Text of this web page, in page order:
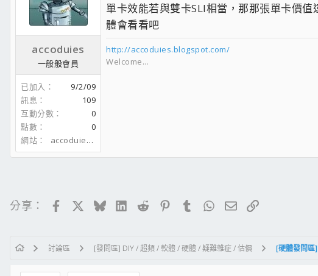
accoduies
一般般會員
已加入
9/2/09
訊息
109
互動分數
0
點數
0
網站
accoduies.blogspot.com
單卡效能若與雙卡SLI相當，那那張單卡價值
體會看看吧
http://accoduies.blogspot.com/
Welcome...
分享： FacebookBlueskyLinkedIn
RedditPinterestTumblrWhatsApp
電子郵件
連結
討論區 [發問區] DIY / 超頻 / 軟體 / 硬體 / 疑難雜症 / 估價 [硬體發問區]